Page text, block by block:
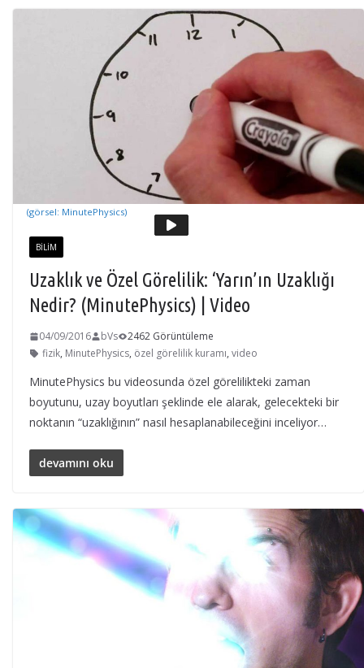
(görsel: MinutePhysics)
BILIM
Uzaklık ve Özel Görelilik: ‘Yarın’ın Uzaklığı
Nedir? (MinutePhysics) | Video
04/09/2016 bVs
2462 Görüntüleme
fizik, MinutePhysics, özel görelilik kuramı, video
MinutePhysics bu videosunda özel görelilikteki zaman
boyutunu, uzay boyutları şeklinde ele alarak, gelecekteki bir
noktanın “uzaklığının” nasıl hesaplanabileceğini inceliyor…
devamını oku